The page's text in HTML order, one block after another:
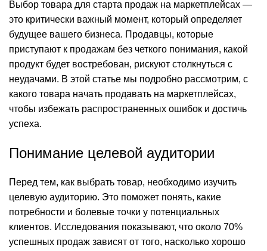
Выбор товара для старта продаж на маркетплейсах —
это критически важный момент, который определяет
будущее вашего бизнеса. Продавцы, которые
приступают к продажам без четкого понимания, какой
продукт будет востребован, рискуют столкнуться с
неудачами. В этой статье мы подробно рассмотрим, с
какого товара начать продавать на маркетплейсах,
чтобы избежать распространенных ошибок и достичь
успеха.
Понимание целевой аудитории
Перед тем, как выбрать товар, необходимо изучить
целевую аудиторию. Это поможет понять, какие
потребности и болевые точки у потенциальных
клиентов. Исследования показывают, что около 70%
успешных продаж зависят от того, насколько хорошо